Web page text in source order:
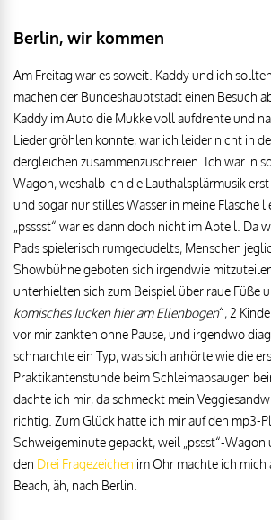
Berlin, wir kommen
Am Freitag war es soweit. Kaddy und ich
machen der Bundeshauptstadt einen Besuch
Kaddy im Auto die Mukke voll aufdrehte und
Lieder gröhlen konnte, war ich leider nicht in
dergleichen zusammenzuschreien. Ich war in
Wagon, weshalb ich die Lauthalsplärmusik
und sogar nur stilles Wasser in meine Flasche
„psssst“ war es dann doch nicht im Abteil. Da
Pads spielerisch rumgedudelts, Menschen
Showbühne geboten sich irgendwie
unterhielten sich zum Beispiel über raue Füße
komisches Jucken hier am Ellenbogen“, 2
vor mir zankten ohne Pause, und irgendwo
schnarchte ein Typ, was sich anhörte wie die
Praktikantenstunde beim Schleimabsaugen
dachte ich mir, da schmeckt mein
richtig. Zum Glück hatte ich mir auf den mp3-
Schweigeminute gepackt, weil „pssst“-Wagon
den Drei Fragezeichen im Ohr machte ich mich
Beach, äh, nach Berlin.